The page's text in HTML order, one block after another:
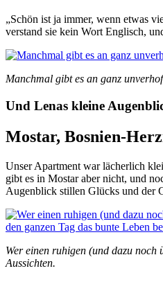
„Schön ist ja immer, wenn etwas
verstand sie kein Wort Englisch,
Manchmal gibt es an ganz
Und Lenas kleine
Mostar, Bosnien-
Unser Apartment war lächerlich
gibt es in Mostar aber nicht, und
Augenblick stillen Glücks und der
Wer einen ruhigen (und dazu
Aussichten.